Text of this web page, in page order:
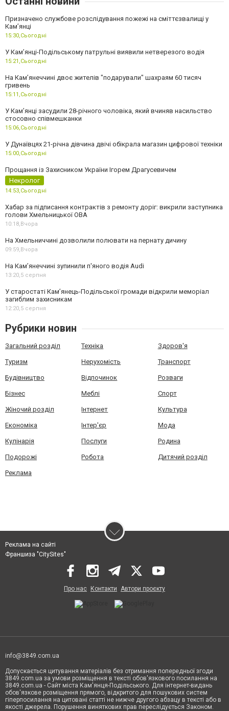
Призначено службове розслідування пожежі на сміттєзвалищі у
Кам’янці
15:30,Сьогодні
У Кам’янці-Подільському патрульні виявили нетверезого водія
15:21,Сьогодні
На Камʼянеччині двоє жителів "подарували" шахраям 60 тисяч
гривень
15:11,Сьогодні
У Камʼянці засудили 28-річного чоловіка, який вчиняв насильство
стосовно співмешканки
15:06,Сьогодні
У Дунаївцях 21-річна дівчина двічі обікрала магазин цифрової техніки
15:00,Сьогодні
Прощання із Захисником України Ігорем Драгусевичем
Некролог
14:53,Сьогодні
Хабар за підписання контрактів з ремонту доріг: викрили заступника
голови Хмельницької ОВА
10:18,Вчора
На Хмельниччині дозволили полювати на пернату дичину
09:59,Вчора
На Камʼянеччині зупинили п'яного водія Audi
13:20,5 серпня
У старостаті Кам’янець-Подільської громади відкрили меморіал
загиблим захисникам
12:20,5 серпня
Рубрики новин
Загальний розділ Техніка Здоров'я
Туризм Нерухомість Транспорт
Будівництво Відпочинок Розваги
Бізнес Меблі Спорт
Жіночий розділ Інтернет Культура
Економіка Інтер'єр Мода
Кулінарія Послуги Родина
Подорожі Робота Дитячий розділ
Реклама
Реклама на сайті
Франшиза "CitySites"
Про нас Контакти Автори проєкту
info@3849.com.ua
Допускається цитування матеріалів без отримання попередньої згоди
3849.com.ua за умови розміщення в тексті обов'язкового посилання на
3849.com.ua - Сайт міста Кам'янця-Подільського. Для інтернет-видань
обов'язкове розміщення прямого, відкритого для пошукових систем
гіперпосилання на цитовані статті не нижче другого абзацу в тексті або в
якості джерела. Порушення виняткових прав переслідується Законом.